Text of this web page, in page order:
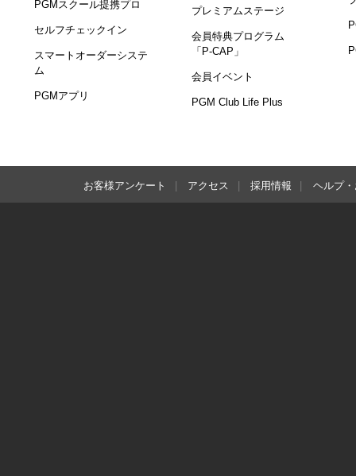
PGMスクール提携プロ
セルフチェックイン
スマートオーダーシステ
ム
PGMアプリ
プレミアムステージ
会員特典プログラム
「P-CAP」
会員イベント
PGM Club Life Plus
お客様アンケート アクセス 採用情報 ヘルプ